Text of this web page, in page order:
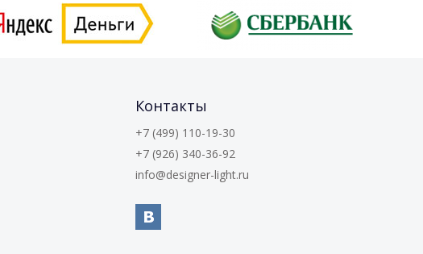
Контакты
+7 (499) 110-19-30
+7 (926) 340-36-92
info@designer-light.ru